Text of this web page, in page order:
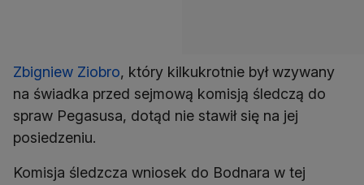
Zbigniew Ziobro, który kilkukrotnie był wzywany
na świadka przed sejmową komisją śledczą do
spraw Pegasusa, dotąd nie stawił się na jej
posiedzeniu.
Komisja śledzcza wniosek do Bodnara w tej